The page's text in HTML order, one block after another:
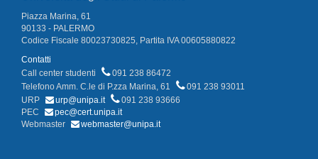
Piazza Marina, 61
90133 - PALERMO
Codice Fiscale 80023730825, Partita IVA 00605880822
Contatti
Call center studenti
091 238 86472
Telefono Amm. C.le di P.zza Marina, 61
091 238 93011
URP
urp@unipa.it
091 238 93666
PEC
pec@cert.unipa.it
Webmaster
webmaster@unipa.it